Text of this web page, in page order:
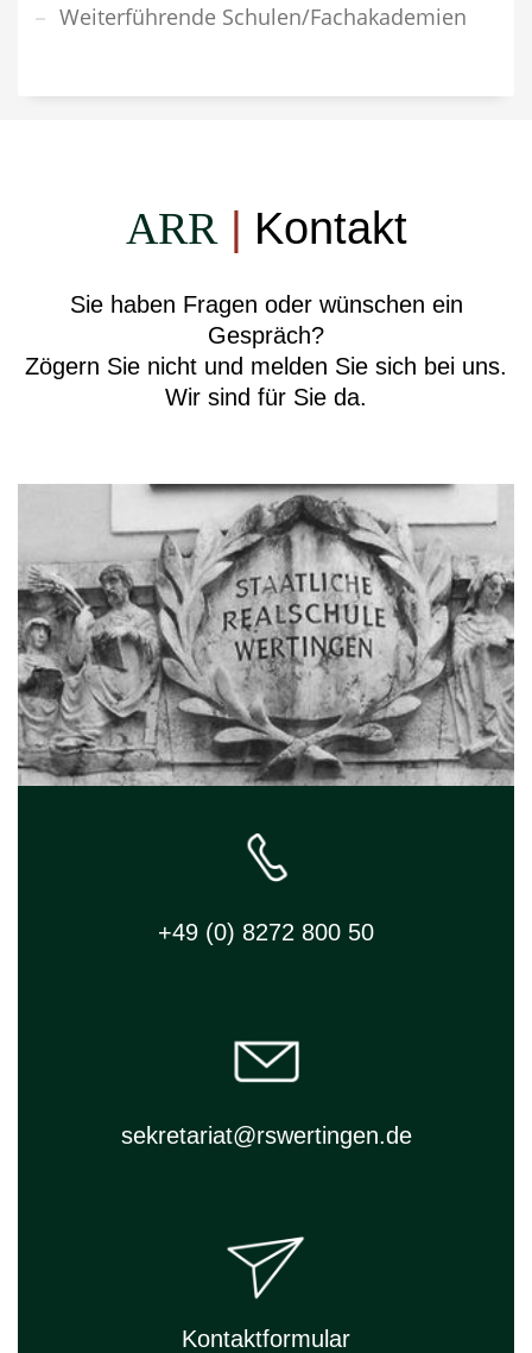
Weiterführende Schulen/Fachakademien
ARR | Kontakt
Sie haben Fragen oder wünschen ein
Gespräch?
Zögern Sie nicht und melden Sie sich bei uns.
Wir sind für Sie da.
+49 (0) 8272 800 50
sekretariat@rswertingen.de
Kontaktformular